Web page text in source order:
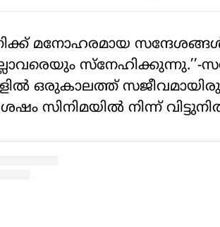
മനോഹരമായ
സ്നേഹിക്കുന്നു.’’-
ഒരുകാലത്ത്
സിനിമയിൽ നിന്ന്